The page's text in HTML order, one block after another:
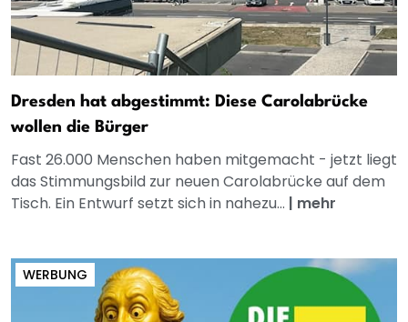
Dresden hat abgestimmt: Diese Carolabrücke
wollen die Bürger
Fast 26.000 Menschen haben mitgemacht - jetzt liegt
das Stimmungsbild zur neuen Carolabrücke auf dem
Tisch. Ein Entwurf setzt sich in nahezu... | mehr
WERBUNG